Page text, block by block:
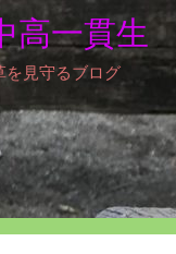
高一貫生
を見守るブログ